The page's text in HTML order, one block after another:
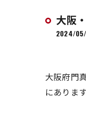
大阪
2024/
大阪府門
にありま